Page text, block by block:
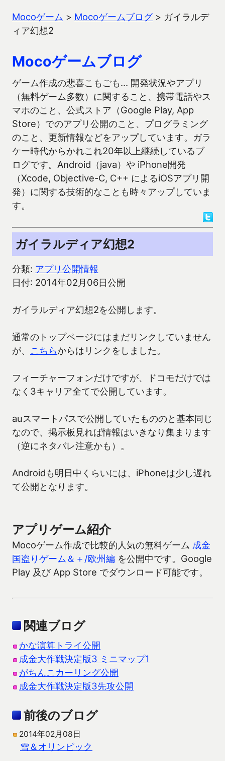
Mocoゲーム > Mocoゲームブログ> ガイラルデ
ィア幻想2
Mocoゲームブログ
ゲーム作成の悲喜こもごも… 開発状況やアプリ
（無料ゲーム多数）に関すること、携帯電話やス
マホのこと、公式ストア（Google Play, App
Store）でのアプリ公開のこと、プログラミング
のこと、更新情報などをアップしています。ガラ
ケー時代からかれこれ20年以上継続しているブ
ログです。Android（java）や iPhone開発
（Xcode, Objective-C, C++ によるiOSアプリ開
発）に関する技術的なことも時々アップしていま
す。
ガイラルディア幻想2
分類: アプリ公開情報
日付: 2014年02月06日公開
ガイラルディア幻想2を公開します。
通常のトップページにはまだリンクしていません
が、 こちらからはリンクをしました。
フィーチャーフォンだけですが、ドコモだけでは
なく3キャリア全てで公開しています。
auスマートパスで公開していたもののと基本同じ
なので、掲示板見れば情報はいきなり集まります
（逆にネタバレ注意かも）。
Androidも明日中くらいには、iPhoneは少し遅れ
て公開となります。
アプリゲーム紹介
Mocoゲーム作成で比較的人気の無料ゲーム 成金
国盗りゲーム＆＋/欧州編 を公開中です。Google
Play 及び App Store でダウンロード可能です。
関連ブログ
かな演算トライ公開
成金大作戦決定版3 ミニマップ1
がちんこカーリング公開
成金大作戦決定版3先攻公開
前後のブログ
2014年02月08日
雪＆オリンピック